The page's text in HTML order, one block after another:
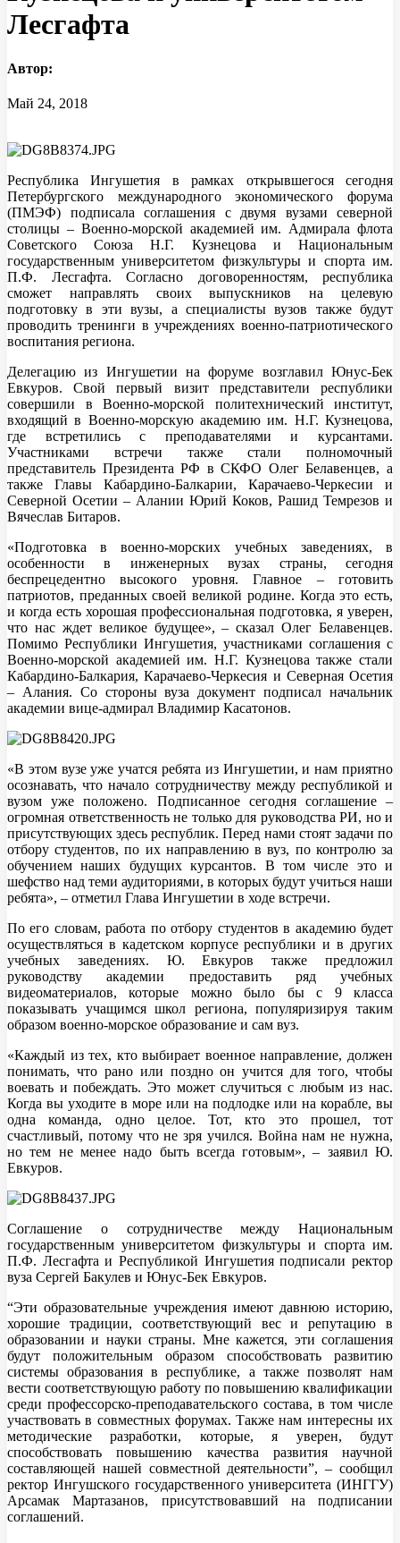
Лесгафта
Автор:
Май 24, 2018
Республика Ингушетия в рамках открывшегося сегодня
Петербургского международного экономического форума
(ПМЭФ) подписала соглашения с двумя вузами северной
столицы – Военно-морской академией им. Адмирала флота
Советского Союза Н.Г. Кузнецова и Национальным
государственным университетом физкультуры и спорта им.
П.Ф. Лесгафта. Согласно договоренностям, республика
сможет направлять своих выпускников на целевую
подготовку в эти вузы, а специалисты вузов также будут
проводить тренинги в учреждениях военно-патриотического
воспитания региона.
Делегацию из Ингушетии на форуме возглавил Юнус-Бек
Евкуров. Свой первый визит представители республики
совершили в Военно-морской политехнический институт,
входящий в Военно-морскую академию им. Н.Г. Кузнецова,
где встретились с преподавателями и курсантами.
Участниками встречи также стали полномочный
представитель Президента РФ в СКФО Олег Белавенцев, а
также Главы Кабардино-Балкарии, Карачаево-Черкесии и
Северной Осетии – Алании Юрий Коков, Рашид Темрезов и
Вячеслав Битаров.
«Подготовка в военно-морских учебных заведениях, в
особенности в инженерных вузах страны, сегодня
беспрецедентно высокого уровня. Главное – готовить
патриотов, преданных своей великой родине. Когда это есть,
и когда есть хорошая профессиональная подготовка, я уверен,
что нас ждет великое будущее», – сказал Олег Белавенцев.
Помимо Республики Ингушетия, участниками соглашения с
Военно-морской академией им. Н.Г. Кузнецова также стали
Кабардино-Балкария, Карачаево-Черкесия и Северная Осетия
– Алания. Со стороны вуза документ подписал начальник
академии вице-адмирал Владимир Касатонов.
«В этом вузе уже учатся ребята из Ингушетии, и нам приятно
осознавать, что начало сотрудничеству между республикой и
вузом уже положено. Подписанное сегодня соглашение –
огромная ответственность не только для руководства РИ, но и
присутствующих здесь республик. Перед нами стоят задачи по
отбору студентов, по их направлению в вуз, по контролю за
обучением наших будущих курсантов. В том числе это и
шефство над теми аудиториями, в которых будут учиться наши
ребята», – отметил Глава Ингушетии в ходе встречи.
По его словам, работа по отбору студентов в академию будет
осуществляться в кадетском корпусе республики и в других
учебных заведениях. Ю. Евкуров также предложил
руководству академии предоставить ряд учебных
видеоматериалов, которые можно было бы с 9 класса
показывать учащимся школ региона, популяризируя таким
образом военно-морское образование и сам вуз.
«Каждый из тех, кто выбирает военное направление, должен
понимать, что рано или поздно он учится для того, чтобы
воевать и побеждать. Это может случиться с любым из нас.
Когда вы уходите в море или на подлодке или на корабле, вы
одна команда, одно целое. Тот, кто это прошел, тот
счастливый, потому что не зря учился. Война нам не нужна,
но тем не менее надо быть всегда готовым», – заявил Ю.
Евкуров.
Соглашение о сотрудничестве между Национальным
государственным университетом физкультуры и спорта им.
П.Ф. Лесгафта и Республикой Ингушетия подписали ректор
вуза Сергей Бакулев и Юнус-Бек Евкуров.
“Эти образовательные учреждения имеют давнюю историю,
хорошие традиции, соответствующий вес и репутацию в
образовании и науки страны. Мне кажется, эти соглашения
будут положительным образом способствовать развитию
системы образования в республике, а также позволят нам
вести соответствующую работу по повышению квалификации
среди профессорско-преподавательского состава, в том числе
участвовать в совместных форумах. Также нам интересны их
методические разработки, которые, я уверен, будут
способствовать повышению качества развития научной
составляющей нашей совместной деятельности”, – сообщил
ректор Ингушского государственного университета (ИНГГУ)
Арсамак Мартазанов, присутствовавший на подписании
соглашений.